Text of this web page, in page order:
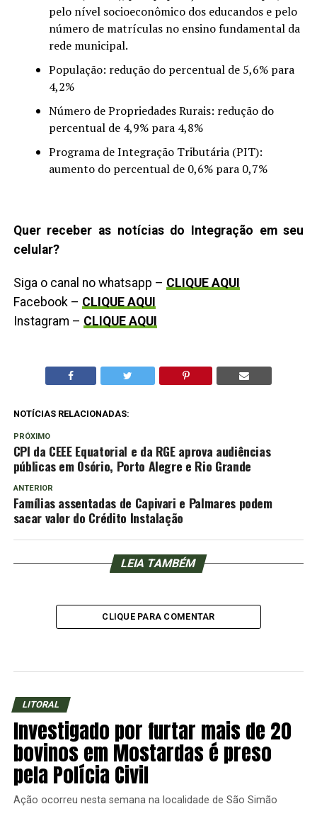
pelo nível socioeconômico dos educandos e pelo
número de matrículas no ensino fundamental da
rede municipal.
População: redução do percentual de 5,6% para
4,2%
Número de Propriedades Rurais: redução do
percentual de 4,9% para 4,8%
Programa de Integração Tributária (PIT):
aumento do percentual de 0,6% para 0,7%
Quer receber as notícias do Integração em seu
celular?
Siga o canal no whatsapp – CLIQUE AQUI
Facebook – CLIQUE AQUI
Instagram – CLIQUE AQUI
NOTÍCIAS RELACIONADAS:
PRÓXIMO
CPI da CEEE Equatorial e da RGE aprova audiências
públicas em Osório, Porto Alegre e Rio Grande
ANTERIOR
Famílias assentadas de Capivari e Palmares podem
sacar valor do Crédito Instalação
LEIA TAMBÉM
CLIQUE PARA COMENTAR
LITORAL
Investigado por furtar mais de 20
bovinos em Mostardas é preso
pela Polícia Civil
Ação ocorreu nesta semana na localidade de São Simão